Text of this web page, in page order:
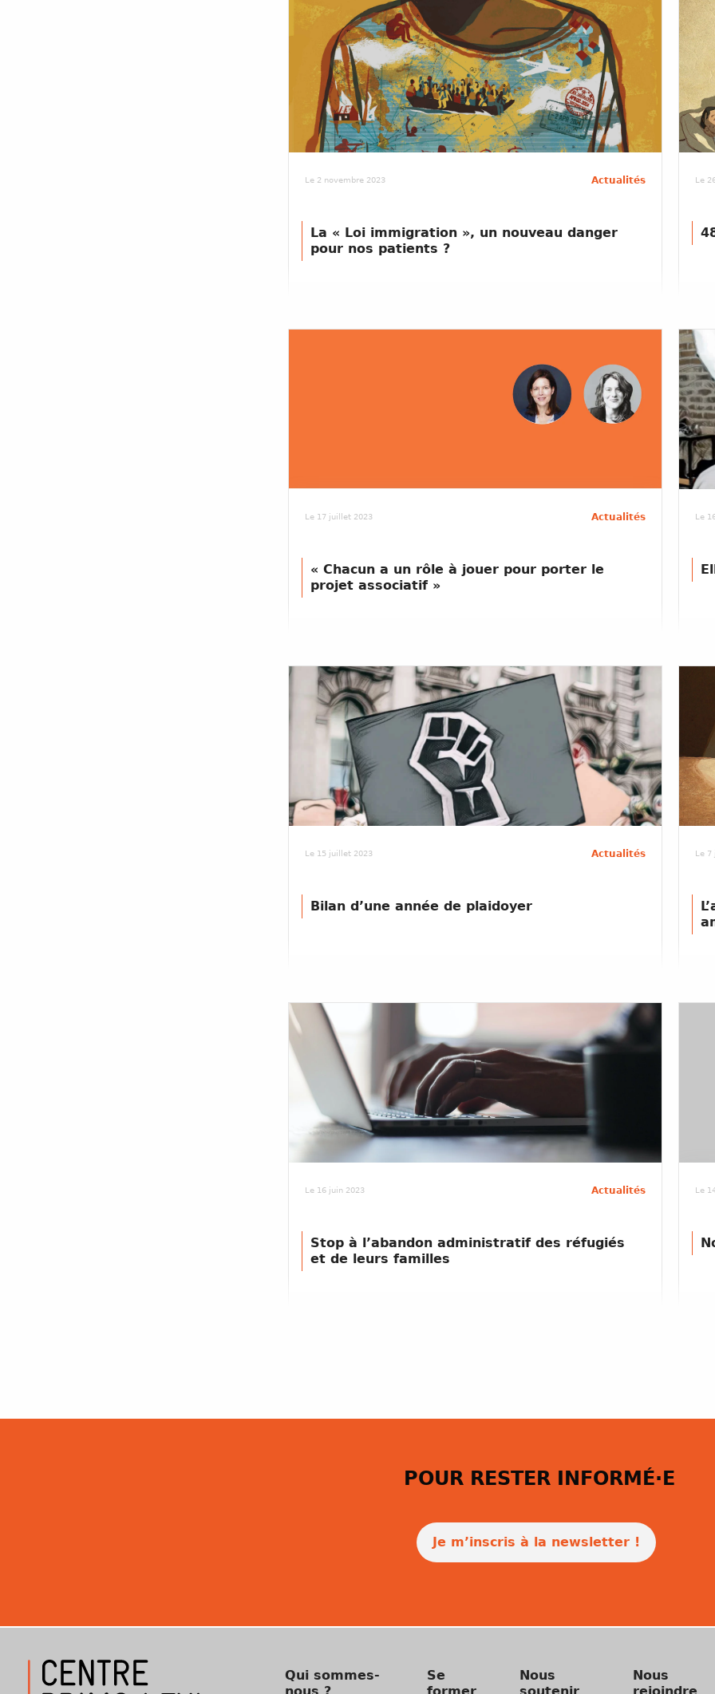
Le 2 novembre 2023 Actualités
La « Loi immigration », un nouveau danger
pour nos patients ?
Le
Le 17 juillet 2023 Actualités
« Chacun a un rôle à jouer pour porter le
projet associatif »
Le
Le 15 juillet 2023 Actualités
Bilan d’une année de plaidoyer
Le 7
Le 16 juin 2023 Actualités
Stop à l’abandon administratif des réfugiés
et de leurs familles
Le
POUR RESTER INFORMÉ·E
Je m’inscris à la newsletter !
Qui sommes-
Se
Nous
Nous